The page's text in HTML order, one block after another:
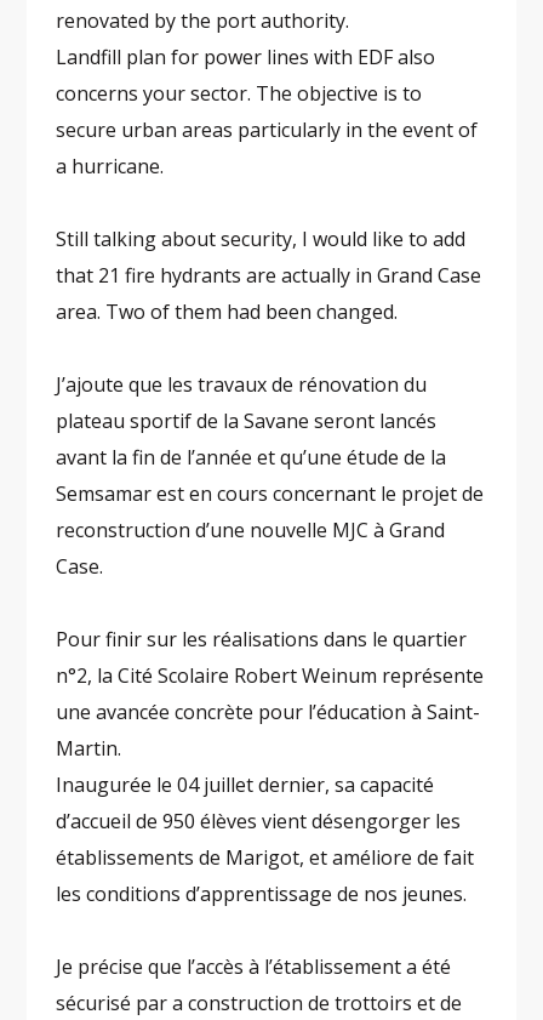
renovated by the port authority.
Landfill plan for power lines with EDF also
concerns your sector. The objective is to
secure urban areas particularly in the event of
a hurricane.
Still talking about security, I would like to add
that 21 fire hydrants are actually in Grand Case
area. Two of them had been changed.
J’ajoute que les travaux de rénovation du
plateau sportif de la Savane seront lancés
avant la fin de l’année et qu’une étude de la
Semsamar est en cours concernant le projet de
reconstruction d’une nouvelle MJC à Grand
Case.
Pour finir sur les réalisations dans le quartier
n°2, la Cité Scolaire Robert Weinum représente
une avancée concrète pour l’éducation à Saint-
Martin.
Inaugurée le 04 juillet dernier, sa capacité
d’accueil de 950 élèves vient désengorger les
établissements de Marigot, et améliore de fait
les conditions d’apprentissage de nos jeunes.
Je précise que l’accès à l’établissement a été
sécurisé par a construction de trottoirs et de